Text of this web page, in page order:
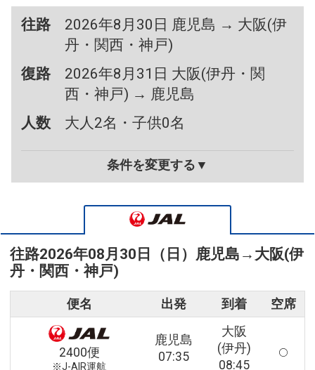
往路
2026年8月30日 鹿児島 → 大阪(伊
丹・関西・神戸)
復路
2026年8月31日 大阪(伊丹・関
西・神戸) → 鹿児島
人数
大人2名・子供0名
条件を変更する▼
往路2026年08月30日（日） 鹿児島 → 大阪(伊
丹・関西・神戸)
便名 出発 到着 空席
2400便
※J-AIR運航
鹿児島
07:35
大阪
(伊丹)
08:45